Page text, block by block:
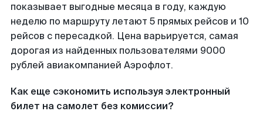
показывает выгодные месяца в году, каждую
неделю по маршруту летают 5 прямых рейсов и 10
рейсов с пересадкой. Цена варьируется, самая
дорогая из найденных пользователями 9000
рублей авиакомпанией Аэрофлот.
Как еще сэкономить используя электронный
билет на самолет без комиссии?